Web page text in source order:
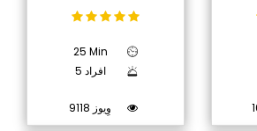
25 Min
5 افراد
9118 وِیوز